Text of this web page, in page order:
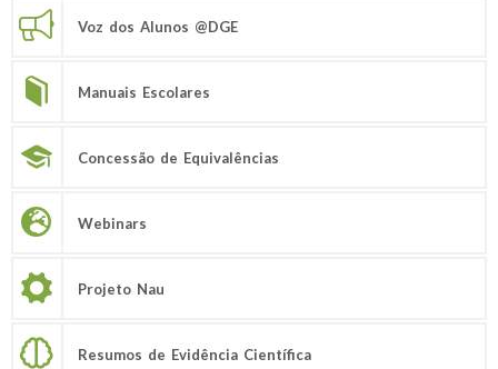
Voz dos Alunos @DGE
Manuais Escolares
Concessão de Equivalências
Webinars
Projeto Nau
Resumos de Evidência Científica